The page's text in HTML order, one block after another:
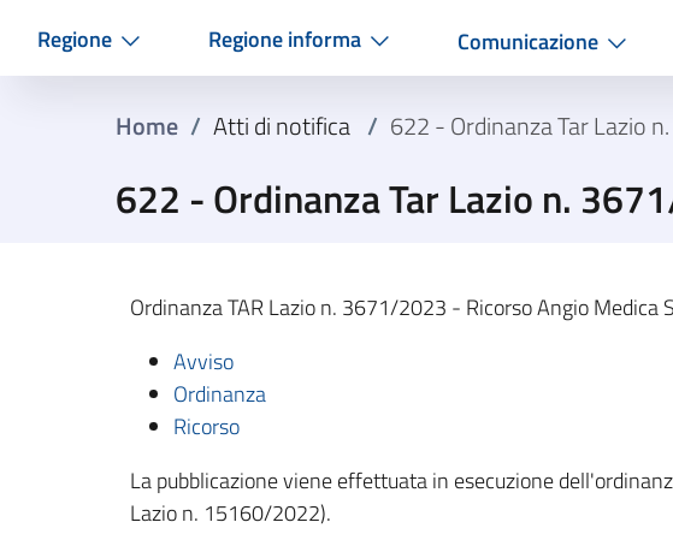
Regione Regione informa Comunicazione
Home / Atti di notifica / 622 - Ordinanza Tar Lazio
622 - Ordinanza Tar Lazio n.
Ordinanza TAR Lazio n. 3671/2023 - Ricorso Angio Medica
Avviso
Ordinanza
Ricorso
La pubblicazione viene effettuata in esecuzione
Lazio n. 15160/2022).